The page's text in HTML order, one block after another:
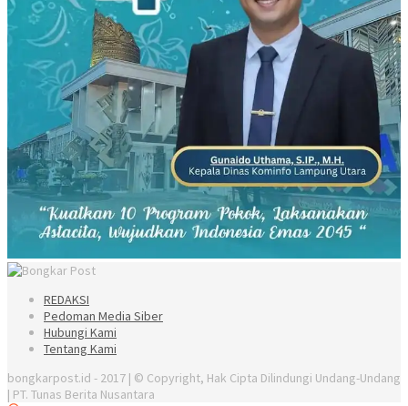
REDAKSI
Pedoman Media Siber
Hubungi Kami
Tentang Kami
bongkarpost.id - 2017 | © Copyright, Hak Cipta Dilindungi Undang-Undang
| PT. Tunas Berita Nusantara